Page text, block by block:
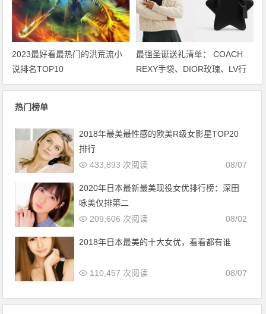
2023最好看最热门的洪荒流小
说排名TOP10
最强圣诞送礼清单： COACH
REXY手袋、DIOR玫瑰、LV行
李袋… 保证不踩雷
热门榜单
2018年最美最性感的欧美R级女影星TOP20
排行
08/07
433,893 次阅读
2020年日本最新最美现役女优排行榜：深田
咏美仅排第二
08/02
209,606 次阅读
2018年日本最美的十大女优，看看都有谁
08/07
110,457 次阅读